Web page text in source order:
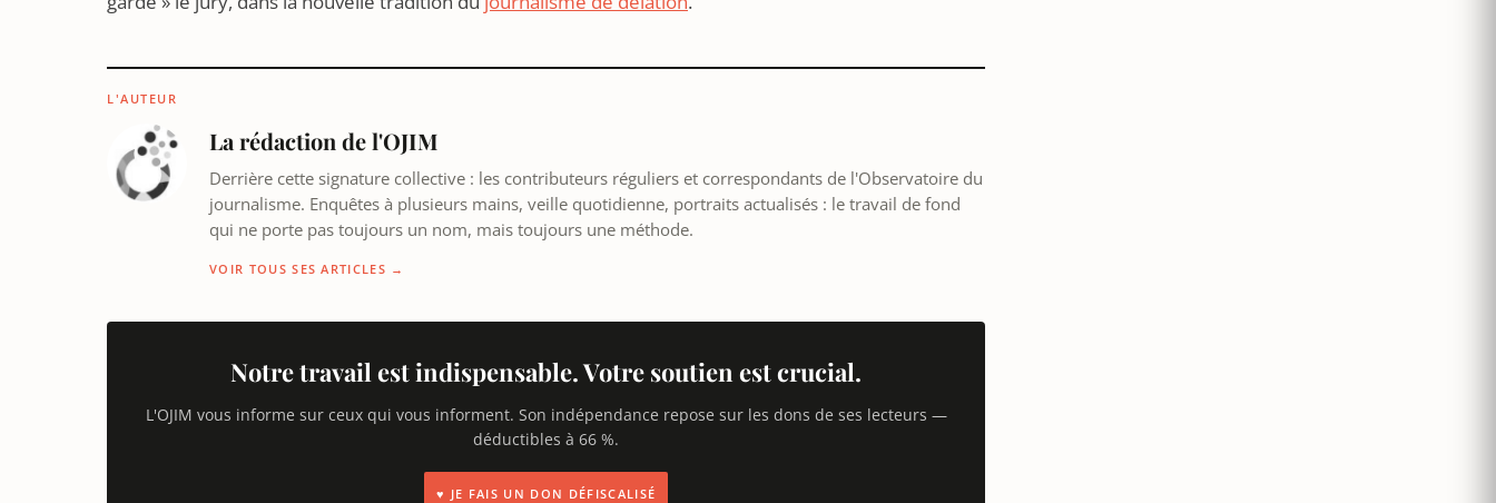
L'AUTEUR
La rédaction de l'OJIM
Derrière cette signature collective : les contributeurs réguliers et correspondants de l'Observatoire du
journalisme. Enquêtes à plusieurs mains, veille quotidienne, portraits actualisés : le travail de fond
qui ne porte pas toujours un nom, mais toujours une méthode.
VOIR TOUS SES ARTICLES →
Notre travail est indispensable. Votre soutien est crucial.
L'OJIM vous informe sur ceux qui vous informent. Son indépendance repose sur les dons de ses lecteurs —
déductibles à 66 %.
♥ JE FAIS UN DON DÉFISCALISÉ